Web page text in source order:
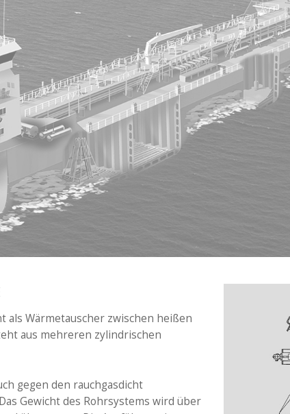
Zertifikate
als Wärmetauscher zwischen heißen
aus mehreren zylindrischen
gegen den rauchgasdicht
Gewicht des Rohrsystems wird über